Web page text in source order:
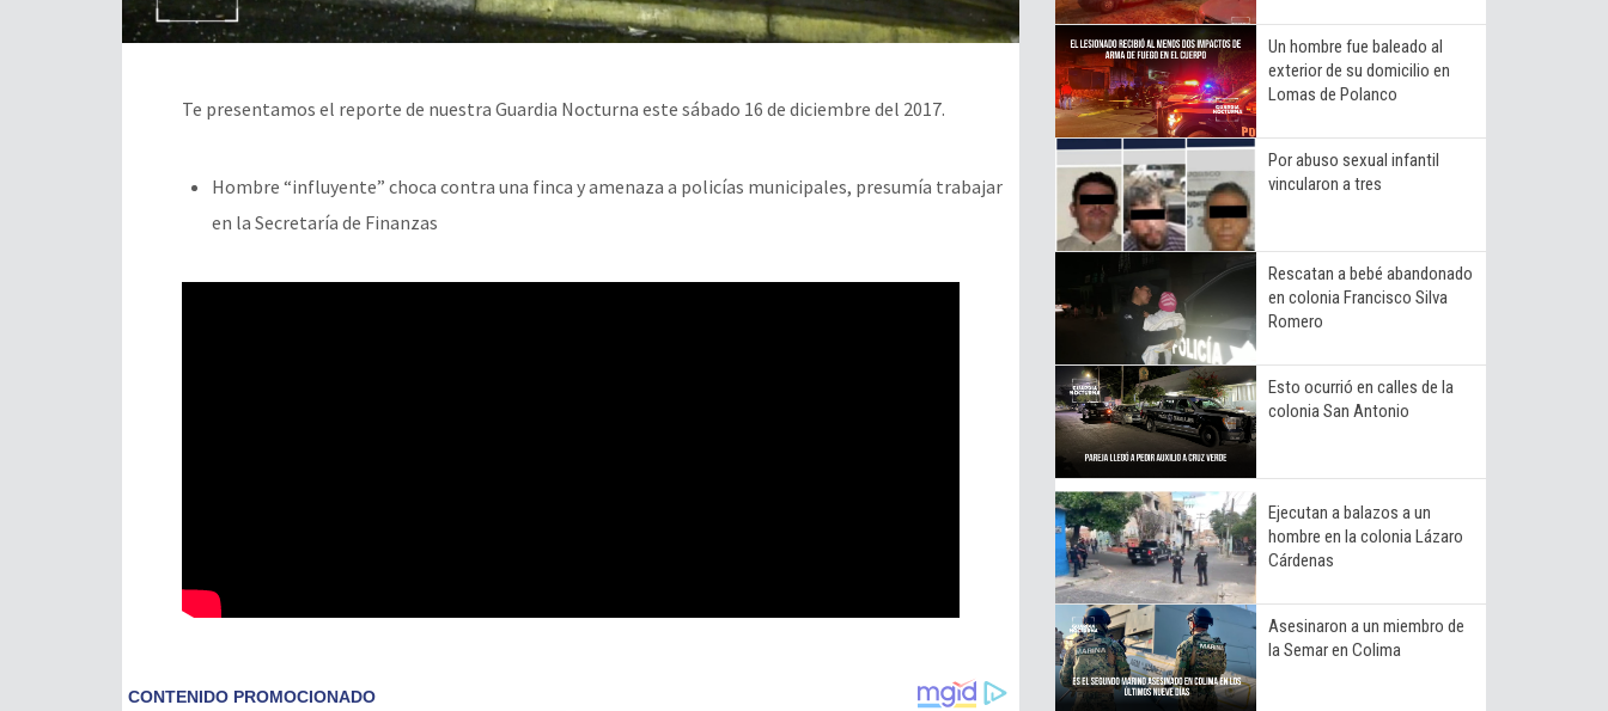
Te presentamos el reporte de nuestra Guardia Nocturna este sábado 16 de diciembre del 2017.
Hombre “influyente” choca contra una finca y amenaza a policías municipales, presumía trabajar
en la Secretaría de Finanzas
Un hombre fue baleado al
exterior de su domicilio en
Lomas de Polanco
Por abuso sexual infantil
vincularon a tres
Rescatan a bebé abandonado
en colonia Francisco Silva
Romero
Esto ocurrió en calles de la
colonia San Antonio
Ejecutan a balazos a un
hombre en la colonia Lázaro
Cárdenas
Asesinaron a un miembro de
la Semar en Colima